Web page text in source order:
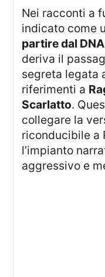
Nei racconti a fumetti, Ben Reilly viene
indicato come
partire dal
deriva il
segreta legata
riferimenti a
Scarlatto.
collegare la
riconducibile a
l’impianto
aggressivo e